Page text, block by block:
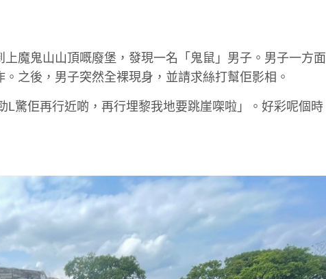
魔鬼山山頂嘅廢堡，發現一名「鬼鼠」男子。男子一方面
之後，男子突然全裸現身，並請求絲打幫佢影相。
驚佢再行近啲，再行埋黎我地要跳崖㗎啦」。好彩呢個時